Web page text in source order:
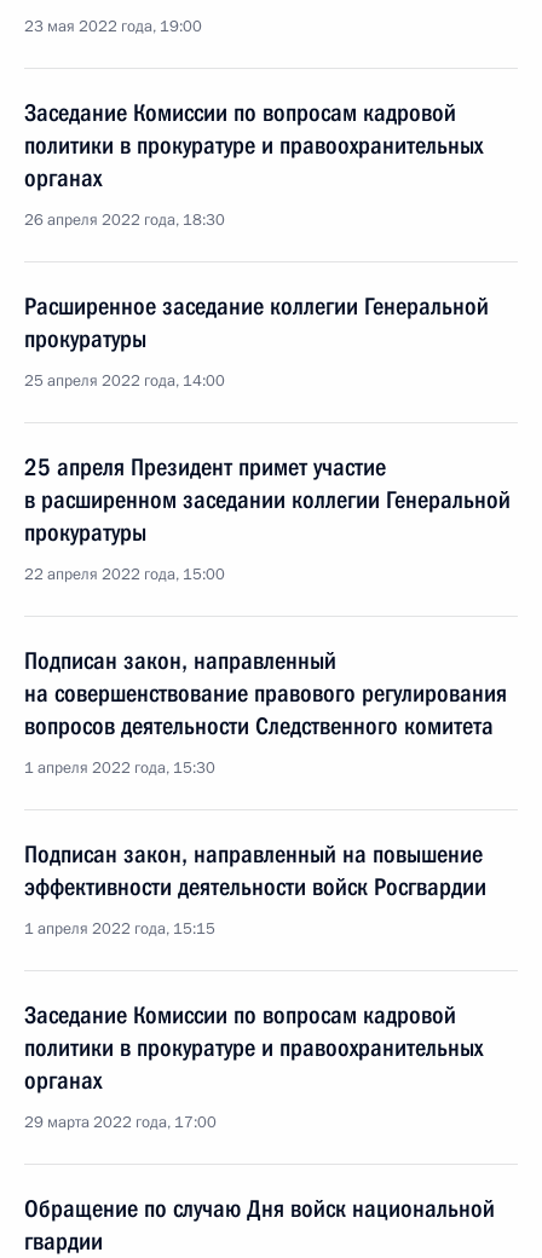
23 мая 2022 года, 19:00
Заседание Комиссии по вопросам кадровой
политики в прокуратуре и правоохранительных
органах
26 апреля 2022 года, 18:30
Расширенное заседание коллегии Генеральной
прокуратуры
25 апреля 2022 года, 14:00
25 апреля Президент примет участие
в расширенном заседании коллегии Генеральной
прокуратуры
22 апреля 2022 года, 15:00
Подписан закон, направленный
на совершенствование правового регулирования
вопросов деятельности Следственного комитета
1 апреля 2022 года, 15:30
Подписан закон, направленный на повышение
эффективности деятельности войск Росгвардии
1 апреля 2022 года, 15:15
Заседание Комиссии по вопросам кадровой
политики в прокуратуре и правоохранительных
органах
29 марта 2022 года, 17:00
Обращение по случаю Дня войск национальной
гвардии